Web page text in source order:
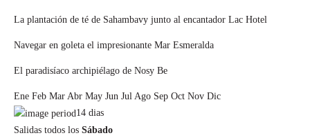
La plantación de té de Sahambavy junto al encantador Lac Hotel
Navegar en goleta el impresionante Mar Esmeralda
El paradisíaco archipiélago de Nosy Be
Ene Feb Mar Abr May Jun Jul Ago Sep Oct Nov Dic
14 dias
Salidas todos los Sábado